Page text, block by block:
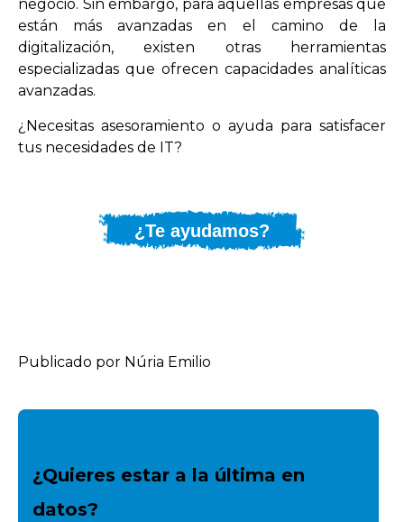
negocio. Sin embargo, para aquellas empresas que
están más avanzadas en el camino de la
digitalización, existen otras herramientas
especializadas que ofrecen capacidades analíticas
avanzadas.
¿Necesitas asesoramiento o ayuda para satisfacer
tus necesidades de IT?
¿Te ayudamos?
Publicado por Núria Emilio
¿Quieres estar a la última en
datos?